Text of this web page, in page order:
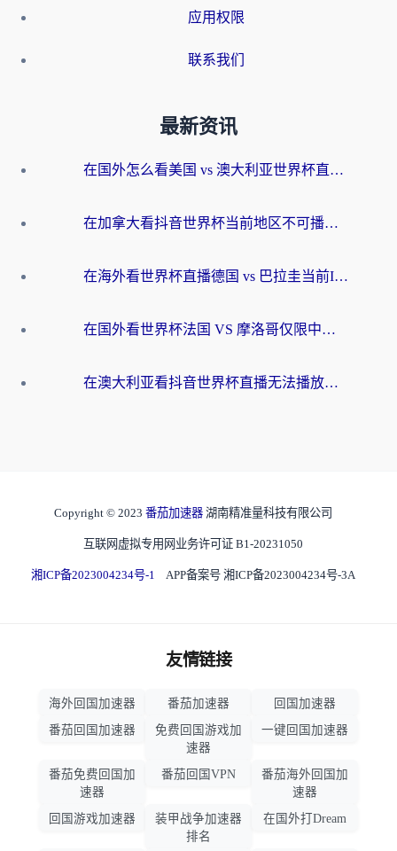
应用权限
联系我们
最新资讯
在国外怎么看美国 vs 澳大利亚世界杯直播？海外党必藏的中文解说观赛指南
在加拿大看抖音世界杯当前地区不可播放？海外党体育观赛终极指南
在海外看世界杯直播德国 vs 巴拉圭当前IP受限制？这篇指南帮你轻松解决地区限制
在国外看世界杯法国 VS 摩洛哥仅限中国大陆？别让地域限制拦下你的欢呼
在澳大利亚看抖音世界杯直播无法播放？海外党体育观赛终极指南来了！
Copyright © 2023 番茄加速器 湖南精准量科技有限公司
互联网虚拟专用网业务许可证 B1-20231050
湘ICP备2023004234号-1 APP备案号 湘ICP备2023004234号-3A
友情链接
海外回国加速器 番茄加速器
回国加速器
番茄回国加速器
免费回国游戏加
速器
一键回国加速器
番茄免费回国加
速器
番茄回国VPN
番茄海外回国加
速器
回国游戏加速器
装甲战争加速器
排名
在国外打Dream